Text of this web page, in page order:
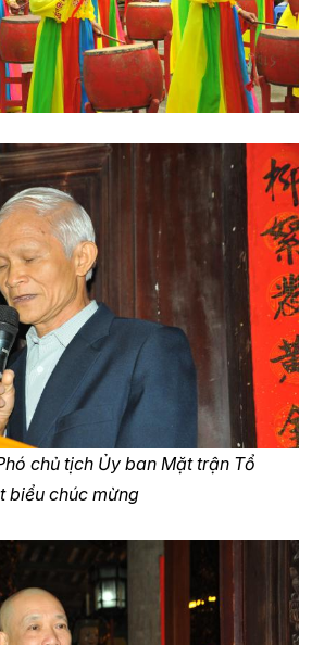
chủ tịch Ủy ban Mặt trận Tổ
biểu chúc mừng